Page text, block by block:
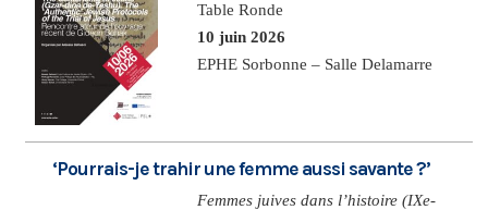
Table Ronde
10 juin 2026
EPHE Sorbonne – Salle Delamarre
‘Pourrais-je trahir une femme aussi savante ?’
Femmes juives dans l’histoire (IXe-